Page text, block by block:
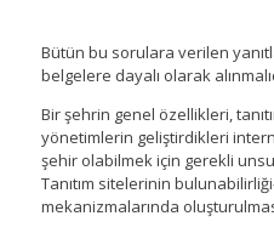
Bütün bu sorulara verilen
belgelere dayalı olarak
Bir şehrin genel özellikleri,
yönetimlerin geliştirdikleri
şehir olabilmek için gerekli
Tanıtım sitelerinin
mekanizmalarında